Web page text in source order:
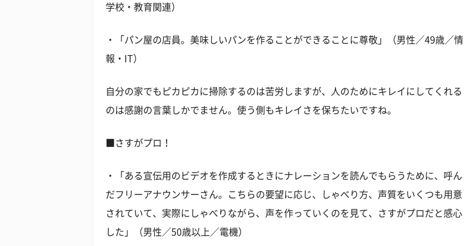
学校・教育関連）
・「パン屋の店員。美味しいパンを作ることができることに尊敬」（男性／49歳／情
報・IT）
自分の家でもピカピカに掃除するのは苦労しますが、人のためにキレイにしてくれる
のは感謝の言葉しかでません。使う側もキレイさを保ちたいですね。
■さすがプロ！
・「ある宣伝用のビデオを作成するときにナレーションを読んでもらうために、呼ん
だフリーアナウンサーさん。こちらの要望に応じ、しゃべり方、声質をいくつも用意
されていて、実際にしゃべりながら、声を作っていくのを見て、さすがプロだと感心
した」（男性／50歳以上／電機）